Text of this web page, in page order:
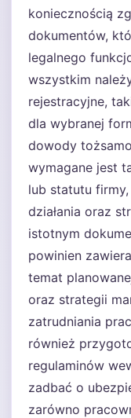
koniecznością
dokumentów,
legalnego
wszystkim
rejestracyjne,
dla wybranej
dowody
wymagane jest
lub statutu
działania oraz
istotnym
powinien
temat
oraz strategii
zatrudniania
również
regulaminów
zadbać o
zarówno